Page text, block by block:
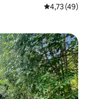
Gemiddelde
4,73 (49)